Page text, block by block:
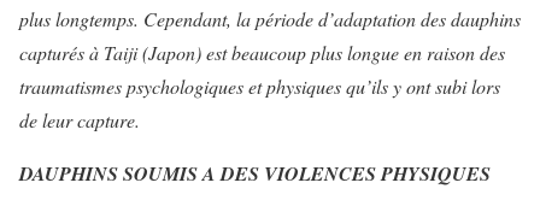
plus longtemps. Cependant, la période d’adaptation des dauphins
capturés à Taiji (Japon) est beaucoup plus longue en raison des
traumatismes psychologiques et physiques qu’ils y ont subi lors
de leur capture.
DAUPHINS SOUMIS A DES VIOLENCES PHYSIQUES